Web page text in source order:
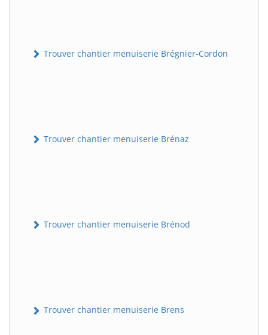
Trouver chantier menuiserie Brégnier-Cordon
Trouver chantier menuiserie Brénaz
Trouver chantier menuiserie Brénod
Trouver chantier menuiserie Brens